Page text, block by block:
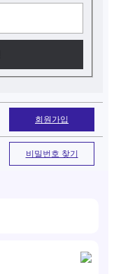
회원가입
비밀번호 찾기